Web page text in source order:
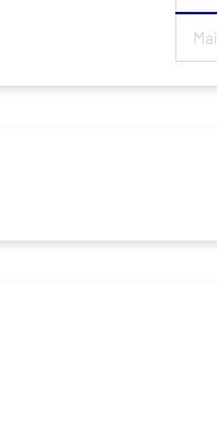
Mai